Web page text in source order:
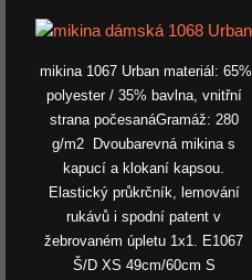
mikina 1067 Urban materiál: 65%
polyester / 35% bavlna, vnitřní
strana počesanáGramáž: 280
g/m2 Dvoubarevná mikina s
kapucí a klokaní kapsou.
Elastický průkrčník, lemování
rukávů i spodní patent v
žebrovaném úpletu 1x1. E1067
Š/D XS 49cm/60cm S